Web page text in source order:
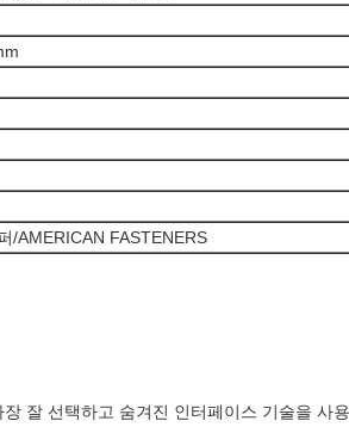
/AMERICAN FASTENERS
잘 선택하고 숨겨진 인터페이스 기술을 사